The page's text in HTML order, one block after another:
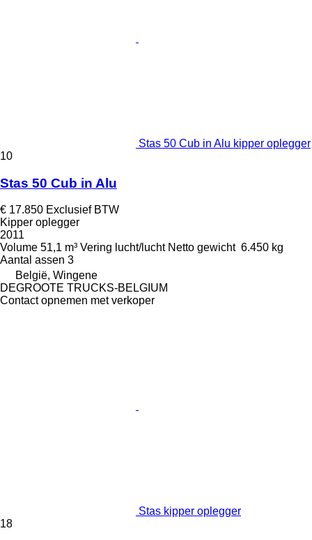
Stas 50 Cub in Alu kipper oplegger
10
Stas 50 Cub in Alu
€ 17.850 Exclusief BTW
Kipper oplegger
2011
Volume 51,1 m³ Vering lucht/lucht Netto gewicht 6.450 kg
Aantal assen 3
België, Wingene
DEGROOTE TRUCKS-BELGIUM
Contact opnemen met verkoper
Stas kipper oplegger
18